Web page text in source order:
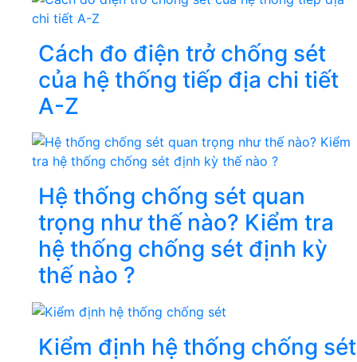
Cách đo điện trở chống sét
của hệ thống tiếp địa chi tiết
A-Z
Hệ thống chống sét quan
trọng như thế nào? Kiểm tra
hệ thống chống sét định kỳ
thế nào ?
Kiểm định hệ thống chống sét